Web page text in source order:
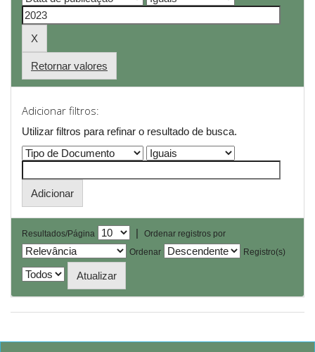
Retornar valores
Adicionar filtros:
Utilizar filtros para refinar o resultado de busca.
Resultados/Página |
Ordenar registros por
Ordenar
Registro(s)